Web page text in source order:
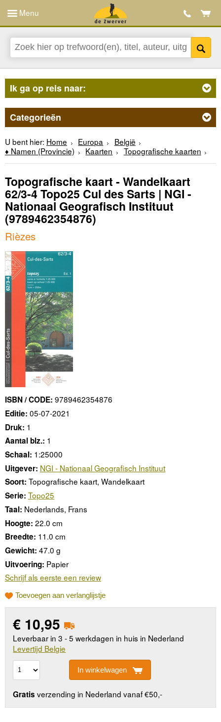
Menu
Ik ga op reis naar:
Categorieën
U bent hier: Home Europa
België
♦ Namen (Provincie)
Kaarten Topografische kaarten
Topografische kaart - Wandelkaart
62/3-4 Topo25 Cul des Sarts | NGI -
Nationaal Geografisch Instituut
(9789462354876)
Rièzes
ISBN / CODE: 9789462354876
Editie: 05-07-2021
Druk: 1
Aantal blz.: 1
Schaal: 1:25000
Uitgever: NGI - Nationaal Geografisch Instituut
Soort: Topografische kaart, Wandelkaart
Serie: Topo25
Taal: Nederlands, Frans
Hoogte: 22.0 cm
Breedte: 11.0 cm
Gewicht: 47.0 g
Uitvoering: Papier
Schrijf als eerste een review
Toevoegen aan verlanglijstje
€ 10,95
Leverbaar in 3 - 5 werkdagen in huis in Nederland
Levertijd Belgie
In winkelwagen
Gratis verzending in Nederland vanaf €50,-